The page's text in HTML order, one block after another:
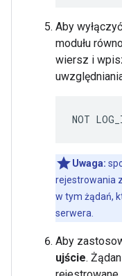
Aby
modułu
wiersz i
Uwaga:
rejestrowania
w tym żądań,
serwera.
Aby
ujście.